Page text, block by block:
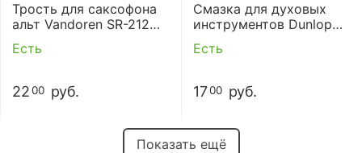
Трость для саксофона
альт Vandoren SR-212
(2)
Есть
2200 руб.
Смазка для духовых
инструментов Dunlop
HE70 CORK GREASE
Есть
1700 руб.
Показать ещё